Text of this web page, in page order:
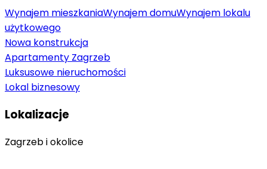
Wynajem mieszkaniaWynajem domuWynajem lokalu
użytkowego
Nowa konstrukcja
Apartamenty Zagrzeb
Luksusowe nieruchomości
Lokal biznesowy
Lokalizacje
Zagrzeb i okolice